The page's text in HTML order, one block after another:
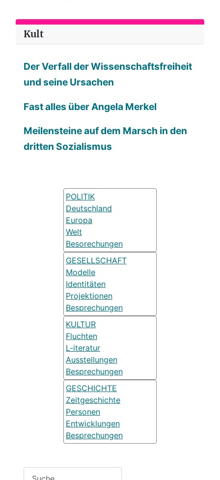
Kult
Der Verfall der Wissenschaftsfreiheit
und seine Ursachen
Fast alles über Angela Merkel
Meilensteine auf dem Marsch in den
dritten Sozialismus
POLITIK
Deutschland
Europa
Welt
Besorechungen
GESELLSCHAFT
Modelle
Identitäten
Projektionen
Besprechungen
KULTUR
Fluchten
L-iteratur
Ausstellungen
Besprechungen
GESCHICHTE
Zeitgeschichte
Personen
Entwicklungen
Besprechungen